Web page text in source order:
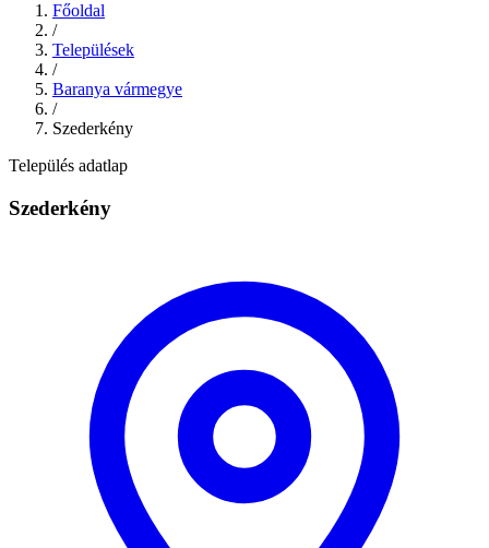
Főoldal
/
Települések
/
Baranya vármegye
/
Szederkény
Település adatlap
Szederkény